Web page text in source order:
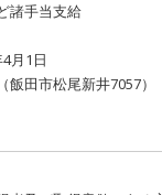
諸手当支給
月1日
田市松尾新井7057）